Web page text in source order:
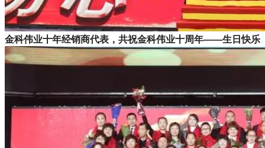
金科伟业十年经销商代表，共祝金科伟业十周年——生日快乐